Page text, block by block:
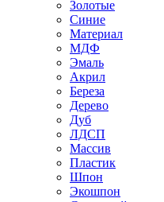
Золотые
Синие
Материал
МДФ
Эмаль
Акрил
Береза
Дерево
Дуб
ЛДСП
Массив
Пластик
Шпон
Экошпон